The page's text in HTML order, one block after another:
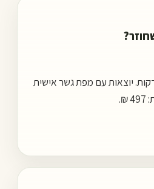
מיפוי גוף-רגש של 90 דקות. יוצאות עם מפת גשר אישית